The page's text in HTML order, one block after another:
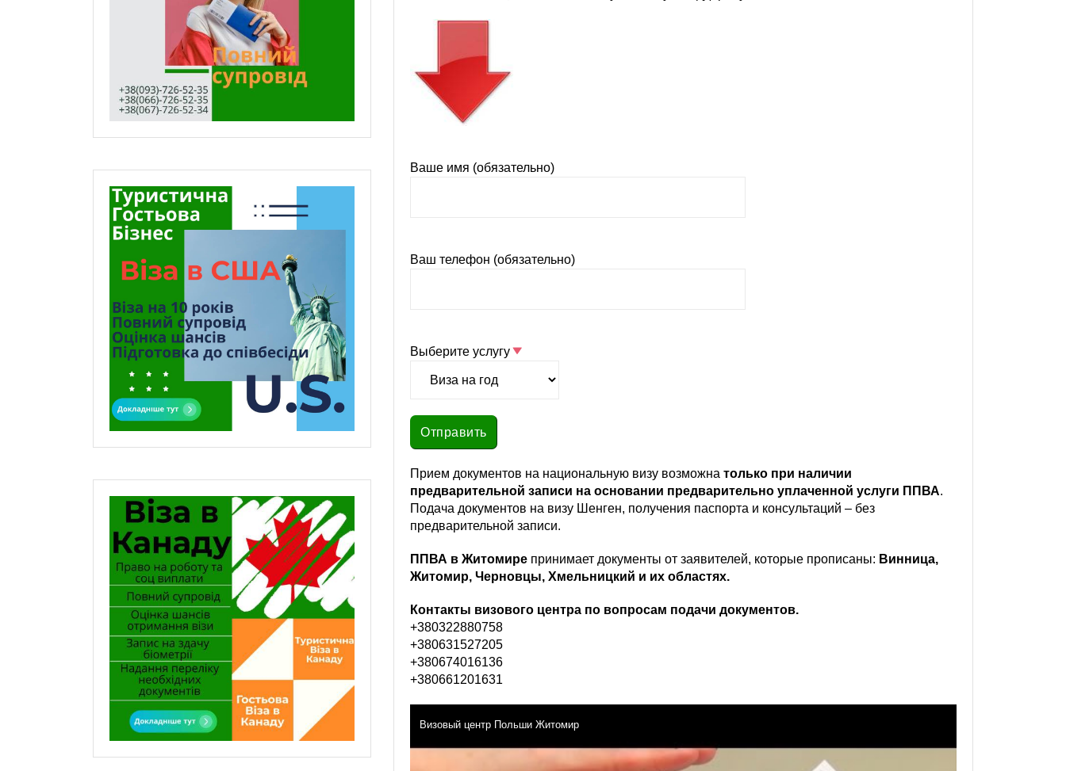
Ваше имя (обязательно)
Ваш телефон (обязательно)
Выберите услугу
Прием документов на национальную визу возможна только при наличии
предварительной записи на основании предварительно уплаченной услуги ППВА.
Подача документов на визу Шенген, получения паспорта и консультаций – без
предварительной записи.
ППВА в Житомире принимает документы от заявителей, которые прописаны: Винница,
Житомир, Черновцы, Хмельницкий и их областях.
Контакты визового центра по вопросам подачи документов.
+380322880758
+380631527205
+380674016136
+380661201631
Визовый центр Польши Житомир